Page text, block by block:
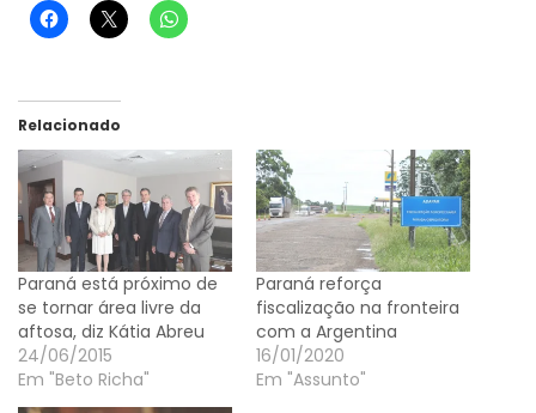
Relacionado
Paraná está próximo de
se tornar área livre da
aftosa, diz Kátia Abreu
24/06/2015
Em "Beto Richa"
Paraná reforça
fiscalização na fronteira
com a Argentina
16/01/2020
Em "Assunto"